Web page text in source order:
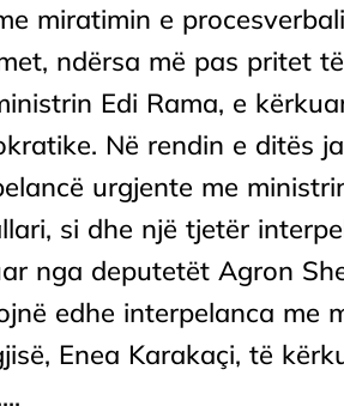
miratimin e
ndërsa më pas pritet
Edi Rama, e
Në rendin e ditës
urgjente me
si dhe një tjetër
nga deputetët Agron
edhe interpelanca me
Enea Karakaçi, të